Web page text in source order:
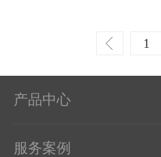
1
产品中心
服务案例